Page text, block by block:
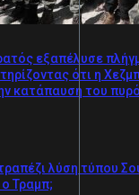
εξαπέλυσε
ότι η
κατάπαυση του
λύση τύπου
Τραμπ;